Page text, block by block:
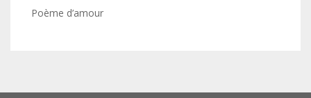
Poème d’amour